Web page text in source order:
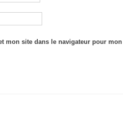
mon site dans le navigateur pour